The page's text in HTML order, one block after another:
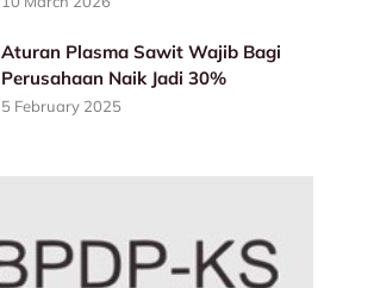
Aturan Plasma Sawit Wajib Bagi
Perusahaan Naik Jadi 30%
5 February 2025